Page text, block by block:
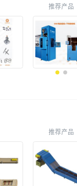
推荐产品
推荐产品